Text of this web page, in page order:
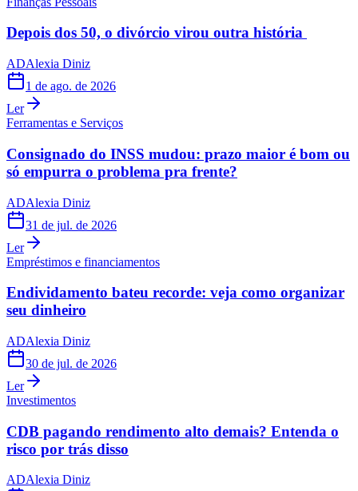
Depois dos 50, o divórcio virou outra história
ADAlexia Diniz
1 de ago. de 2026
Ler
Ferramentas e Serviços
Consignado do INSS mudou: prazo maior é bom ou
só empurra o problema pra frente?
ADAlexia Diniz
31 de jul. de 2026
Ler
Empréstimos e financiamentos
Endividamento bateu recorde: veja como organizar
seu dinheiro
ADAlexia Diniz
30 de jul. de 2026
Ler
Investimentos
CDB pagando rendimento alto demais? Entenda o
risco por trás disso
ADAlexia Diniz